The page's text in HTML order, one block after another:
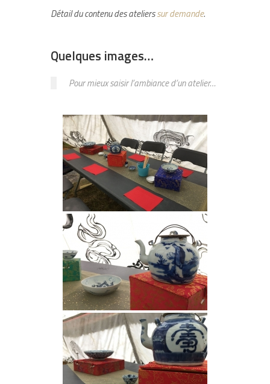
Détail du contenu des atelierssur demande.
Quelques images…
Pour mieux saisir l’ambiance d’un atelier…